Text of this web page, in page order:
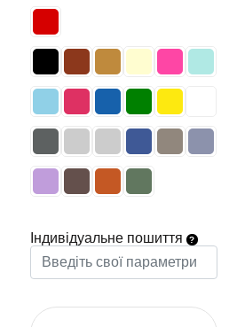
Індивідуальне пошиття